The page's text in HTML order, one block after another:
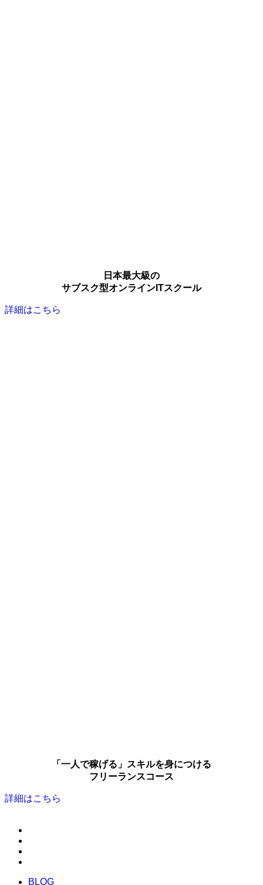
日本最大級の
サブスク型オンラインITスクール
詳細はこちら
「一人で稼げる」スキルを身につける
フリーランスコース
詳細はこちら
BLOG